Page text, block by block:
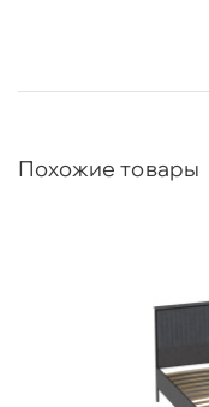
Похожие товары